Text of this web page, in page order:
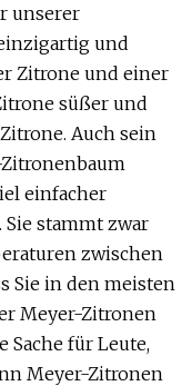
unserer
und
Zitrone und einer
süßer und
Auch sein
einfacher
stammt zwar
zwischen
Sie in den meisten
Meyer-Zitronen
Sache für Leute,
Meyer-Zitronen